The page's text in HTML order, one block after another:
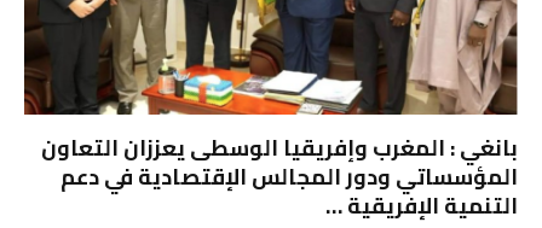
بانغي : المغرب وإفريقيا الوسطى يعززان التعاون
المؤسساتي ودور المجالس الإقتصادية في دعم
التنمية الإفريقية …